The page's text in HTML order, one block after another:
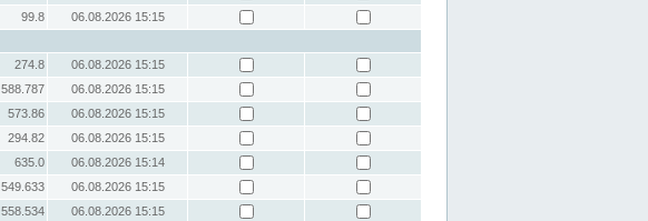
99.8
06.08.2026 15:15
274.8
06.08.2026 15:15
588.787
06.08.2026 15:15
573.86
06.08.2026 15:15
294.82
06.08.2026 15:15
635.0
06.08.2026 15:14
549.633
06.08.2026 15:15
558.534
06.08.2026 15:15